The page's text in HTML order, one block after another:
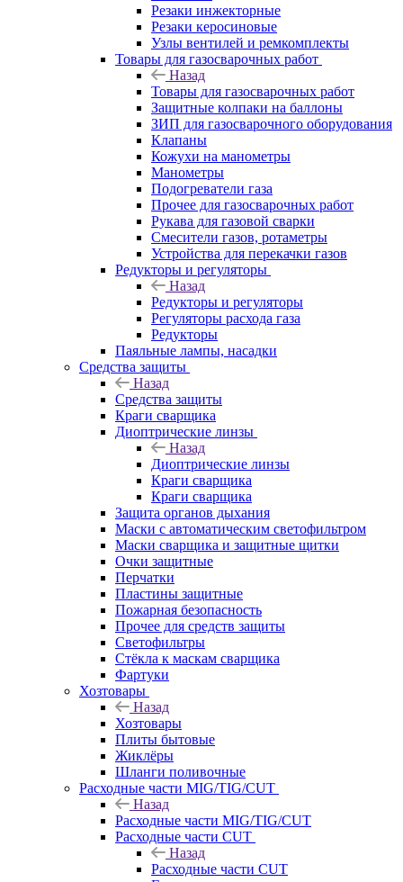
Резаки инжекторные
Резаки керосиновые
Узлы вентилей и ремкомплекты
Товары для газосварочных работ
Назад
Товары для газосварочных работ
Защитные колпаки на баллоны
ЗИП для газосварочного оборудования
Клапаны
Кожухи на манометры
Манометры
Подогреватели газа
Прочее для газосварочных работ
Рукава для газовой сварки
Смесители газов, ротаметры
Устройства для перекачки газов
Редукторы и регуляторы
Назад
Редукторы и регуляторы
Регуляторы расхода газа
Редукторы
Паяльные лампы, насадки
Средства защиты
Назад
Средства защиты
Краги сварщика
Диоптрические линзы
Назад
Диоптрические линзы
Краги сварщика
Краги сварщика
Защита органов дыхания
Маски с автоматическим светофильтром
Маски сварщика и защитные щитки
Очки защитные
Перчатки
Пластины защитные
Пожарная безопасность
Прочее для средств защиты
Светофильтры
Стёкла к маскам сварщика
Фартуки
Хозтовары
Назад
Хозтовары
Плиты бытовые
Жиклёры
Шланги поливочные
Расходные части MIG/TIG/CUT
Назад
Расходные части MIG/TIG/CUT
Расходные части CUT
Назад
Расходные части CUT